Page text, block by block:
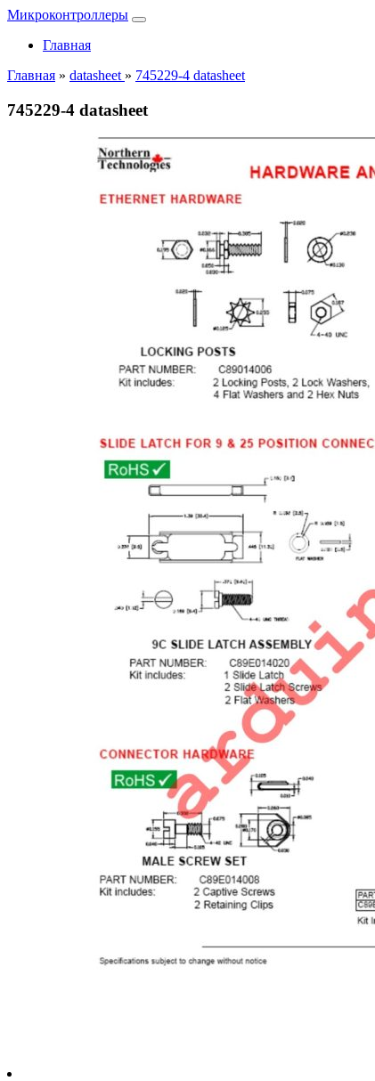
Микроконтроллеры
Главная
Главная » datasheet » 745229-4 datasheet
745229-4 datasheet